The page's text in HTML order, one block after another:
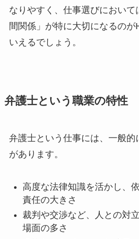
なりやすく、仕事選びにおいて
間関係」が特に大切になるのが
いえるでしょう。
弁護士という職業の特性
弁護士という仕事には、一般的
があります。
高度な法律知識を活かし、
責任の大きさ
裁判や交渉など、人との対
場面の多さ